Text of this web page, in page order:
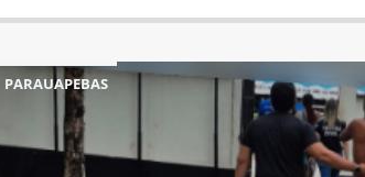
PARAUAPEBAS